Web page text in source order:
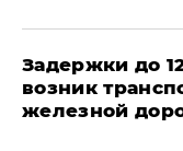
Задержки до
возник
железной